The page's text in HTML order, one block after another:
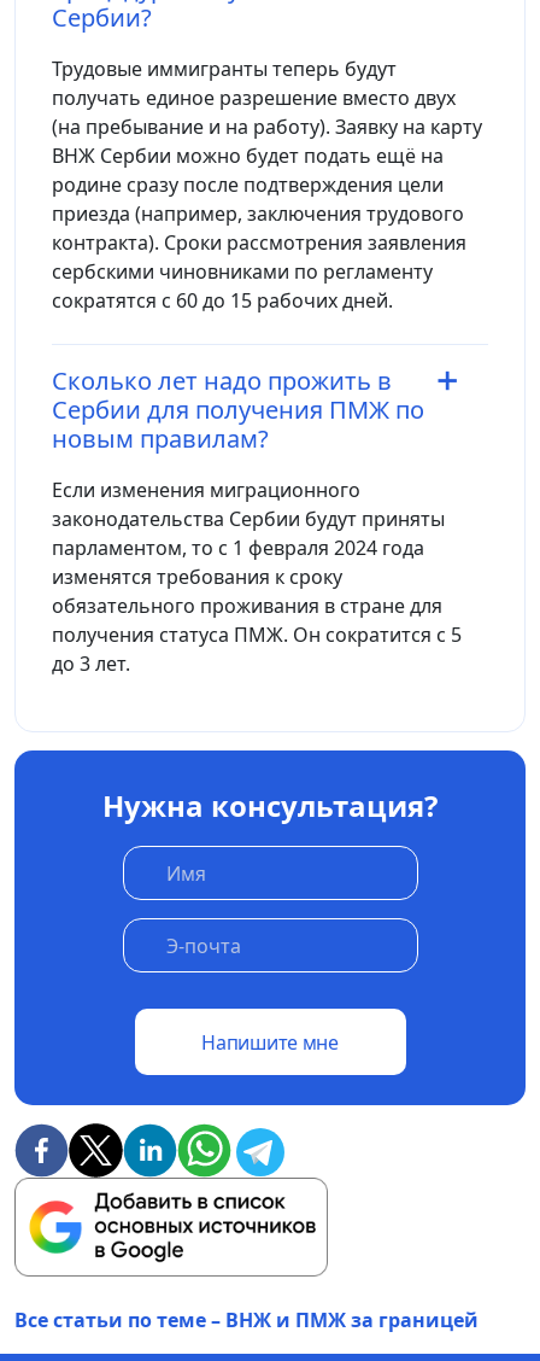
Сербии?
Трудовые иммигранты теперь будут
получать единое разрешение вместо двух
(на пребывание и на работу). Заявку на карту
ВНЖ Сербии можно будет подать ещё на
родине сразу после подтверждения цели
приезда (например, заключения трудового
контракта). Сроки рассмотрения заявления
сербскими чиновниками по регламенту
сократятся с 60 до 15 рабочих дней.
Сколько лет надо прожить в
Сербии для получения ПМЖ по
новым правилам?
Если изменения миграционного
законодательства Сербии будут приняты
парламентом, то с 1 февраля 2024 года
изменятся требования к сроку
обязательного проживания в стране для
получения статуса ПМЖ. Он сократится с 5
до 3 лет.
Нужна консультация?
Напишите мне
Все статьи по теме – ВНЖ и ПМЖ за границей